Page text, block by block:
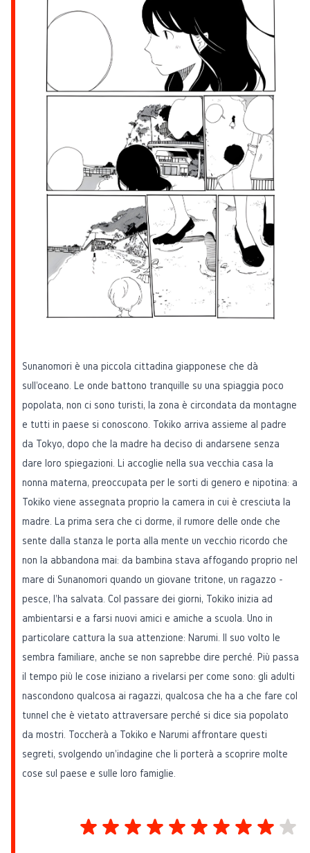
Sunanomori è una piccola cittadina giapponese che dà
sull'oceano. Le onde battono tranquille su una spiaggia poco
popolata, non ci sono turisti, la zona è circondata da montagne
e tutti in paese si conoscono. Tokiko arriva assieme al padre
da Tokyo, dopo che la madre ha deciso di andarsene senza
dare loro spiegazioni. Li accoglie nella sua vecchia casa la
nonna materna, preoccupata per le sorti di genero e nipotina: a
Tokiko viene assegnata proprio la camera in cui è cresciuta la
madre. La prima sera che ci dorme, il rumore delle onde che
sente dalla stanza le porta alla mente un vecchio ricordo che
non la abbandona mai: da bambina stava affogando proprio nel
mare di Sunanomori quando un giovane tritone, un ragazzo -
pesce, l'ha salvata. Col passare dei giorni, Tokiko inizia ad
ambientarsi e a farsi nuovi amici e amiche a scuola. Uno in
particolare cattura la sua attenzione: Narumi. Il suo volto le
sembra familiare, anche se non saprebbe dire perché. Più passa
il tempo più le cose iniziano a rivelarsi per come sono: gli adulti
nascondono qualcosa ai ragazzi, qualcosa che ha a che fare col
tunnel che è vietato attraversare perché si dice sia popolato
da mostri. Toccherà a Tokiko e Narumi affrontare questi
segreti, svolgendo un'indagine che li porterà a scoprire molte
cose sul paese e sulle loro famiglie.